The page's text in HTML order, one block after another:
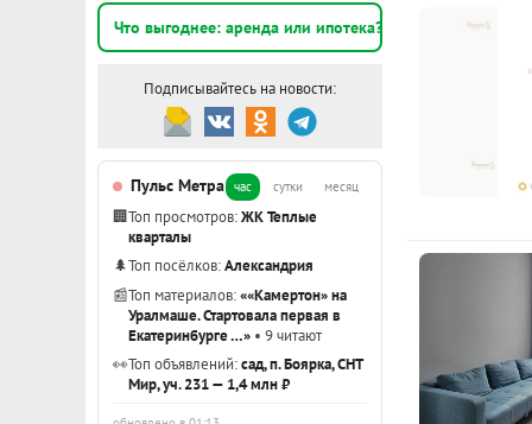
Что выгоднее: аренда или ипотека?
Подписывайтесь на новости:
Пульс Метра час сутки месяц
🏢Топ просмотров:ЖК Теплые
кварталы
🌲Топ посёлков:Александрия
📰Топ материалов:««Камертон» на
Уралмаше. Стартовала первая в
Екатеринбурге …» • 9 читают
👀Топ объявлений:сад, п. Боярка, СНТ
Мир, уч. 231 — 1,4 млн ₽
руб. И Вы
жильё. И
уютном
Условия:
(летом 2-
Успевай
ID объекта
Показать